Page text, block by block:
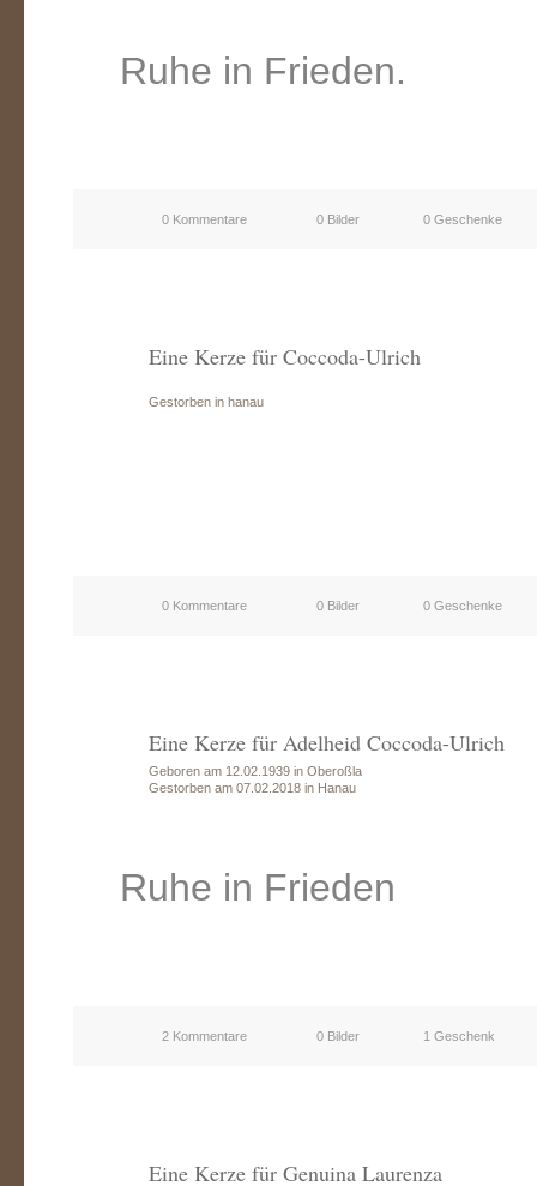
Ruhe in Frieden.
0 Kommentare 0 Bilder 0 Geschenke
Eine Kerze für Coccoda-Ulrich
Gestorben in hanau
0 Kommentare 0 Bilder 0 Geschenke
Eine Kerze für Adelheid Coccoda-Ulrich
Geboren am 12.02.1939 in Oberoßla
Gestorben am 07.02.2018 in Hanau
Ruhe in Frieden
2 Kommentare 0 Bilder 1 Geschenk
Eine Kerze für Genuina Laurenza